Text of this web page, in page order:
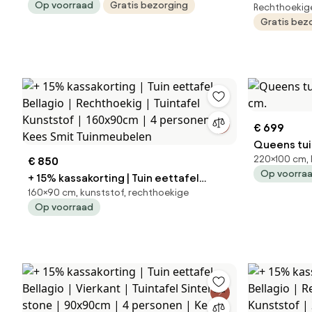
Op voorraad Gratis bezorging
aluminium
Outdoor
Gratis
€ 850
+ 15% kassakorting | Tuin eettafel
Bellagio | Rechthoekig | Tuintafel
Kunststof | 160x90cm | 4 personen |
160×90 cm, kunststof, rechthoekige
Op voorraad
€ 699
Queens
cm.
220×100
Op